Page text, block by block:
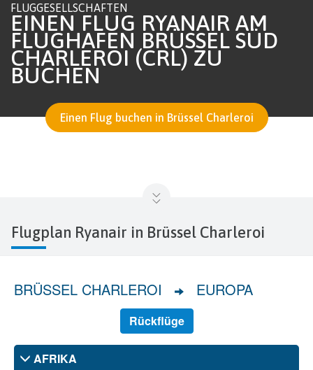
FLUGGESELLSCHAFTEN
EINEN FLUG RYANAIR AM
FLUGHAFEN BRÜSSEL SÜD
CHARLEROI (CRL) ZU
BUCHEN
Einen Flug buchen in Brüssel Charleroi
Flugplan Ryanair in Brüssel Charleroi